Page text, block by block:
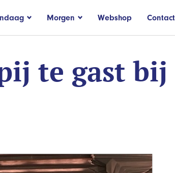
Morgen Webshop Contact
te gast bij